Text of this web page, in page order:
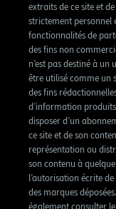
extraits de ce site et
strictement personnel
fonctionnalités de
des fins non
n’est pas destiné à
être utilisé comme un
des fins
d’information produits
disposer d’un
ce site et de son
représentation ou
son contenu à
l’autorisation écrite de
des marques
également consulter